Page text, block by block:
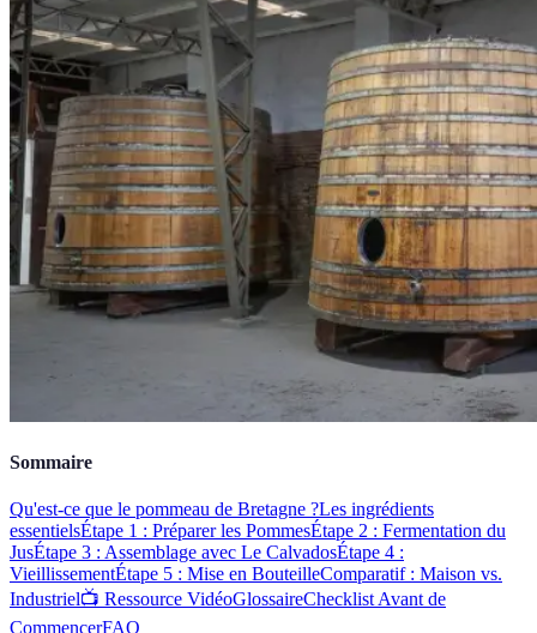
Sommaire
Qu'est-ce que le pommeau de Bretagne ?Les ingrédients
essentielsÉtape 1 : Préparer les PommesÉtape 2 : Fermentation du
JusÉtape 3 : Assemblage avec Le CalvadosÉtape 4 :
VieillissementÉtape 5 : Mise en BouteilleComparatif : Maison vs.
Industriel📺 Ressource VidéoGlossaireChecklist Avant de
CommencerFAQ